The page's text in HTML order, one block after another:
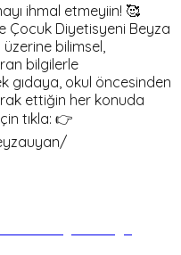
ihmal etmeyiin! 🥰
Diyetisyeni Beyza
bilimsel,
bilgilerle
gıdaya, okul öncesinden
ettiğin her konuda
tıkla: 👉